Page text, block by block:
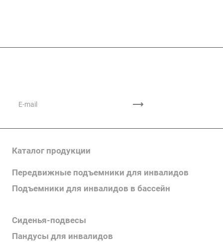
Каталог продукции
Передвижные подъемники для инвалидов
Подъемники для инвалидов в бассейн
Сиденья-подвесы
Пандусы для инвалидов